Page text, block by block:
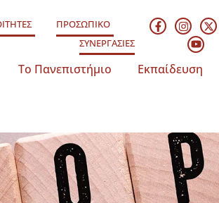
ΠΡΟΣΩΠΙΚΟ
ΣΥΝΕΡΓΑΣΙΕΣ
Το Πανεπιστήμιο
Εκπαίδευση